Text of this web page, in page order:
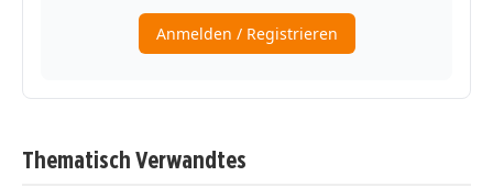
Thematisch Verwandtes